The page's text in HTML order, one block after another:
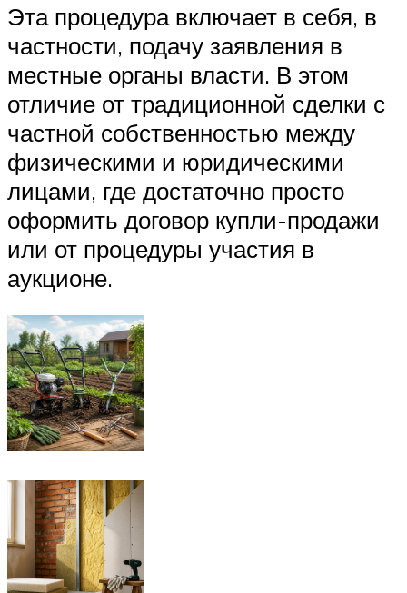
Эта процедура включает в себя, в
частности, подачу заявления в
местные органы власти. В этом
отличие от традиционной сделки с
частной собственностью между
физическими и юридическими
лицами, где достаточно просто
оформить договор купли-продажи
или от процедуры участия в
аукционе.